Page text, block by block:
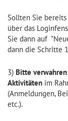
Sollten Sie
über das
Sie dann auf
dann die Schritte
3) Bitte
Aktivitäten im
(Anmeldungen,
etc.).